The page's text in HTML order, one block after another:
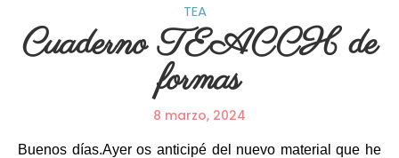
TEA
Cuaderno TEACCH de
formas
8 marzo, 2024
Buenos días.Ayer os anticipé del nuevo material que he